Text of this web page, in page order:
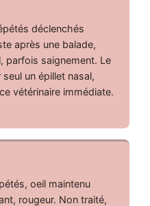
déclenchés
après une balade,
parfois saignement. Le
un épillet nasal,
vétérinaire immédiate.
oeil maintenu
rougeur. Non traité,